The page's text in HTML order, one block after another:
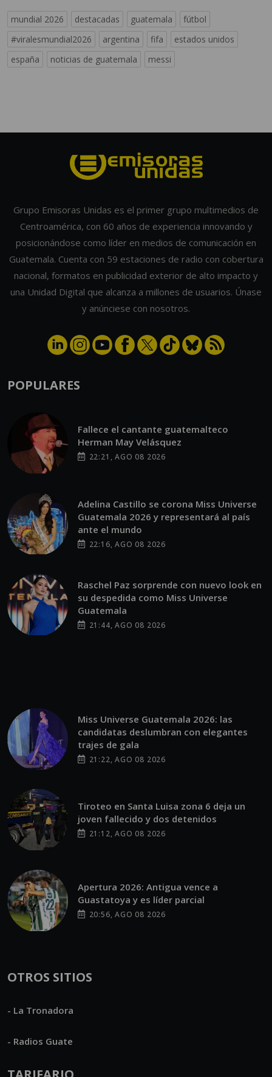
mundial 2026 destacadas guatemala
fútbol
#viralesmundial2026
argentina fifa
estados unidos
españa
noticias de guatemala messi
Grupo Emisoras Unidas es el primer grupo multimedios de
Centroamérica, con 60 años de experiencia innovando y
posicionándose como líder en medios de comunicación en
Guatemala. Cuenta con 59 estaciones de radio con cobertura
nacional, formatos en publicidad exterior de alto impacto y
una Unidad Digital que alcanza a millones de usuarios. Únase
y anúnciese con nosotros.
POPULARES
Fallece el cantante guatemalteco
Herman May Velásquez
22:21, AGO 08 2026
Adelina Castillo se corona Miss Universe
Guatemala 2026 y representará al país
ante el mundo
22:16, AGO 08 2026
Raschel Paz sorprende con nuevo look en
su despedida como Miss Universe
Guatemala
21:44, AGO 08 2026
Miss Universe Guatemala 2026: las
candidatas deslumbran con elegantes
trajes de gala
21:22, AGO 08 2026
Tiroteo en Santa Luisa zona 6 deja un
joven fallecido y dos detenidos
21:12, AGO 08 2026
Apertura 2026: Antigua vence a
Guastatoya y es líder parcial
20:56, AGO 08 2026
OTROS SITIOS
- La Tronadora
- Radios Guate